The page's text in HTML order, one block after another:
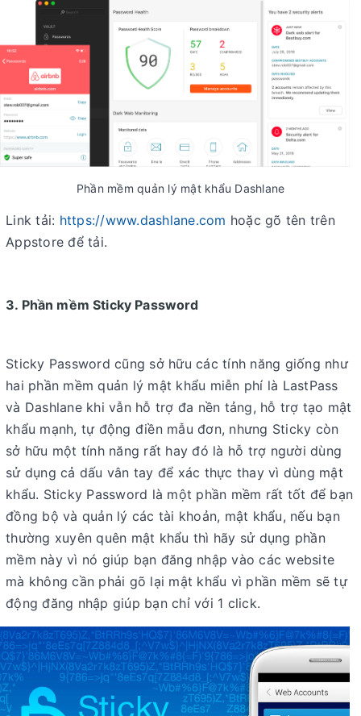
Phần mềm quản lý mật khẩu Dashlane
Link tải: https://www.dashlane.com hoặc gõ tên trên
Appstore để tải.
3. Phần mềm Sticky Password
Sticky Password cũng sở hữu các tính năng giống như
hai phần mềm quản lý mật khẩu miễn phí là LastPass
và Dashlane khi vẫn hỗ trợ đa nền tảng, hỗ trợ tạo mật
khẩu mạnh, tự động điền mẫu đơn, nhưng Sticky còn
sở hữu một tính năng rất hay đó là hỗ trợ người dùng
sử dụng cả dấu vân tay để xác thực thay vì dùng mật
khẩu. Sticky Password là một phần mềm rất tốt để bạn
đồng bộ và quản lý các tài khoản, mật khẩu, nếu bạn
thường xuyên quên mật khẩu thì hãy sử dụng phần
mềm này vì nó giúp bạn đăng nhập vào các website
mà không cần phải gõ lại mật khẩu vì phần mềm sẽ tự
động đăng nhập giúp bạn chỉ với 1 click.